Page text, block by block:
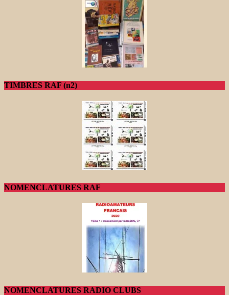
TIMBRES RAF (n2)
NOMENCLATURES RAF
NOMENCLATURES RADIO CLUBS